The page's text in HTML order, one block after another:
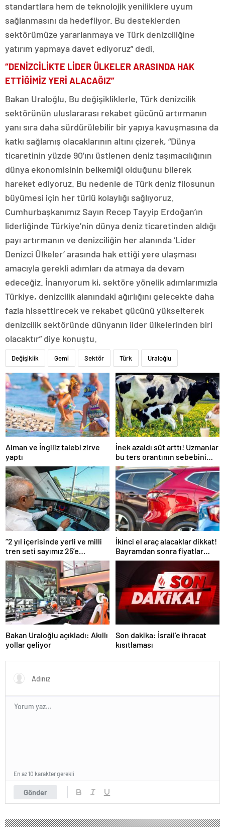
standartlara hem de teknolojik yeniliklere uyum
sağlanmasını da hedefliyor. Bu desteklerden
sektörümüze yararlanmaya ve Türk denizciliğine
yatırım yapmaya davet ediyoruz” dedi.
“DENİZCİLİKTE LİDER ÜLKELER ARASINDA HAK
ETTİĞİMİZ YERİ ALACAĞIZ”
Bakan Uraloğlu, Bu değişikliklerle, Türk denizcilik
sektörünün uluslararası rekabet gücünü artırmanın
yanı sıra daha sürdürülebilir bir yapıya kavuşmasına da
katkı sağlamış olacaklarının altını çizerek, “Dünya
ticaretinin yüzde 90’ını üstlenen deniz taşımacılığının
dünya ekonomisinin belkemiği olduğunu bilerek
hareket ediyoruz. Bu nedenle de Türk deniz filosunun
büyümesi için her türlü kolaylığı sağlıyoruz.
Cumhurbaşkanımız Sayın Recep Tayyip Erdoğan’ın
liderliğinde Türkiye’nin dünya deniz ticaretinden aldığı
payı artırmanın ve denizciliğin her alanında ‘Lider
Denizci Ülkeler’ arasında hak ettiği yere ulaşması
amacıyla gerekli adımları da atmaya da devam
edeceğiz. İnanıyorum ki, sektöre yönelik adımlarımızla
Türkiye, denizcilik alanındaki ağırlığını gelecekte daha
fazla hissettirecek ve rekabet gücünü yükselterek
denizcilik sektöründe dünyanın lider ülkelerinden biri
olacaktır” diye konuştu.
Değişiklik Gemi Sektör Türk Uraloğlu
Alman ve İngiliz talebi zirve
yaptı
İnek azaldı süt arttı! Uzmanlar
bu ters orantının sebebini
açıkladı
“2 yıl içerisinde yerli ve milli
tren seti sayımız 25’e
ulaşacak”
İkinci el araç alacaklar dikkat!
Bayramdan sonra fiyatlar
artacak mı? İşte cevabı…
Bakan Uraloğlu açıkladı: Akıllı
yollar geliyor
Son dakika: İsrail’e ihracat
kısıtlaması
Gönder
En az 10 karakter gerekli